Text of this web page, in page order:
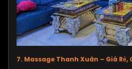
7. Massage Thanh Xuân – Giá Rẻ,